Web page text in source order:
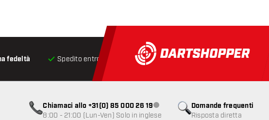
fedeltà Spedito entro 24 ore Spedizione gratuitada € 75
Domande frequenti
Risposta diretta
Chiamaci allo +31(0) 85 000 26 19Servizio clienti non disponibile
8:00 - 21:00 (Lun-Ven) Solo in inglese